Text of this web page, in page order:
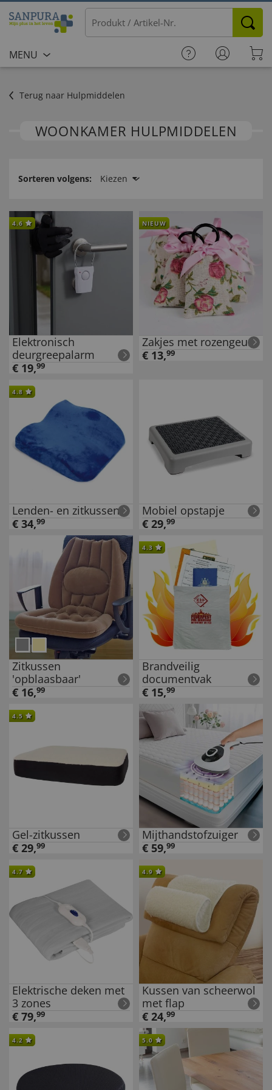
MENU
Terug naar Hulpmiddelen
WOONKAMER HULPMIDDELEN
Sorteren volgens: Kiezen
4.6
Elektronisch
deurgreepalarm
€ 19,99
NIEUW
Zakjes met rozengeur
€ 13,99
4.8
Lenden- en zitkussen
€ 34,99
Mobiel opstapje
€ 29,99
Zitkussen
'opblaasbaar'
€ 16,99
4.3
Brandveilig
documentvak
€ 15,99
4.5
Gel-zitkussen
€ 29,99
Mijthandstofzuiger
€ 59,99
4.7
Elektrische deken met
3 zones
€ 79,99
4.9
Kussen van scheerwol
met flap
€ 24,99
4.2 5.0